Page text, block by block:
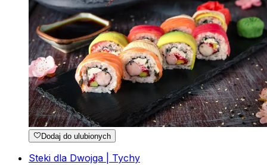
Dodaj do ulubionych
Steki dla Dwojga | Tychy